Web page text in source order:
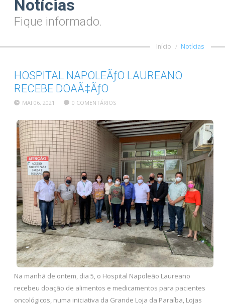
Notícias
Fique informado.
Início Notícias
HOSPITAL NAPOLEÃƒO LAUREANO
RECEBE DOAÃ‡ÃƒO
MAI 06, 2021 0 COMENTÁRIOS
Na manhã de ontem, dia 5, o Hospital Napoleão Laureano
recebeu doação de alimentos e medicamentos para pacientes
oncológicos, numa iniciativa da Grande Loja da Paraíba, Lojas